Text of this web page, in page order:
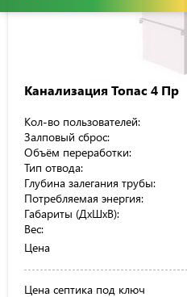
Канализация Топас 4 Пр
Кол-во пользователей:
Залповый сброс:
Объём переработки:
Тип отвода:
Глубина залегания трубы:
Потребляемая энергия:
Габариты (ДхШхВ):
Вес:
Цена
Цена септика под ключ